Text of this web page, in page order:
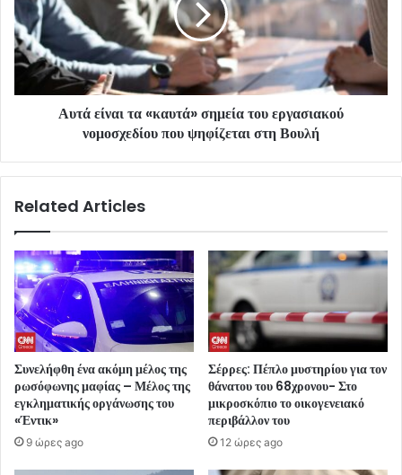
Αυτά είναι τα «καυτά» σημεία του εργασιακού
νομοσχεδίου που ψηφίζεται στη Βουλή
Related Articles
Συνελήφθη ένα ακόμη μέλος της
ρωσόφωνης μαφίας – Μέλος της
εγκληματικής οργάνωσης του
«Έντικ»
9 ώρες ago
Σέρρες: Πέπλο μυστηρίου για τον
θάνατου του 68χρονου- Στο
μικροσκόπιο το οικογενειακό
περιβάλλον του
12 ώρες ago